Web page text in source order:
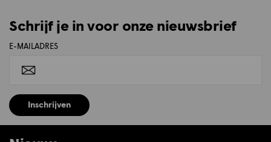
Schrijf je in voor onze nieuwsbrief
E-MAILADRES
Inschrijven